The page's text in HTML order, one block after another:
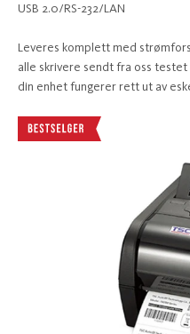
USB 2.0/RS-232/LAN
Leveres komplett med
alle skrivere sendt fra oss
din enhet fungerer rett ut av